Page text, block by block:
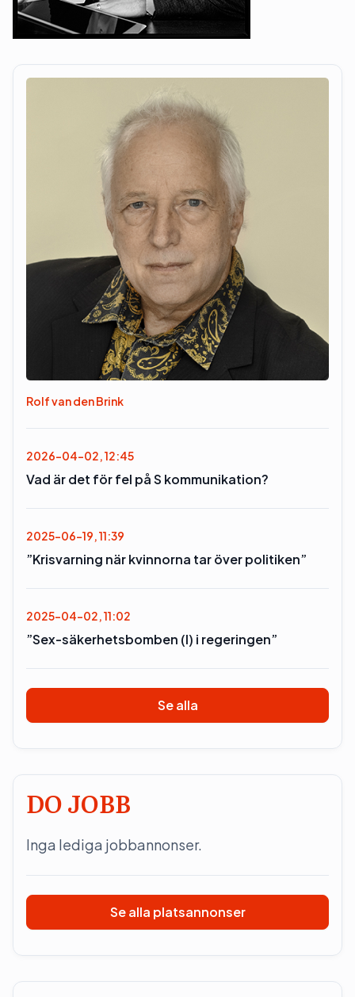
Rolf van den Brink
2026-04-02, 12:45
Vad är det för fel på S kommunikation?
2025-06-19, 11:39
”Krisvarning när kvinnorna tar över politiken”
2025-04-02, 11:02
”Sex-säkerhetsbomben (l) i regeringen”
Se alla
DO JOBB
Inga lediga jobbannonser.
Se alla platsannonser